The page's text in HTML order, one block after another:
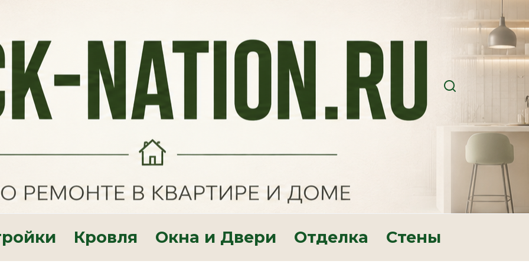
Кровля Окна и Двери Отделка Стены